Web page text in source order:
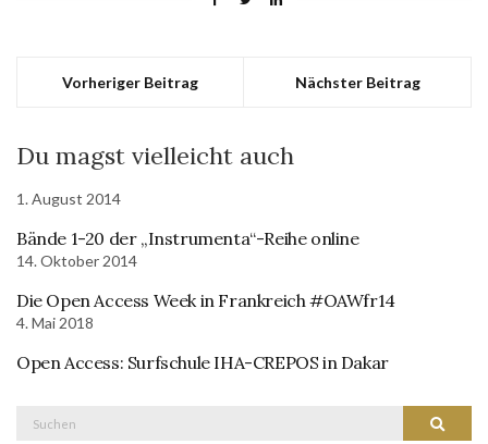
Vorheriger Beitrag Nächster Beitrag
Du magst vielleicht auch
1. August 2014
Bände 1-20 der „Instrumenta“-Reihe online
14. Oktober 2014
Die Open Access Week in Frankreich #OAWfr14
4. Mai 2018
Open Access: Surfschule IHA-CREPOS in Dakar
Suchen